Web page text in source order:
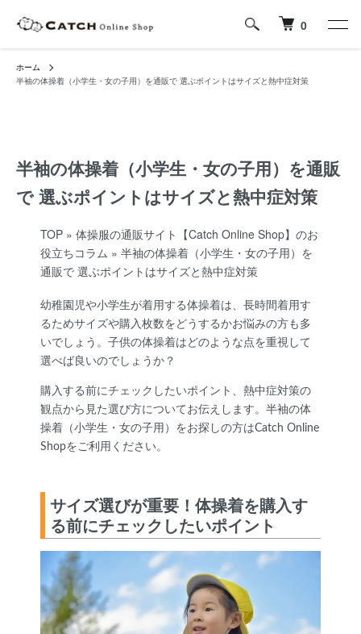
0
ホーム
半袖の体操着（小学生・女の子用）を通販で 選ぶポイントはサイズと熱中症対策
半袖の体操着（小学生・女の子用）を通販
で 選ぶポイントはサイズと熱中症対策
TOP » 体操服の通販サイト【Catch Online Shop】のお
役立ちコラム » 半袖の体操着（小学生・女の子用）を
通販で 選ぶポイントはサイズと熱中症対策
幼稚園児や小学生が着用する体操着は、長時間着用す
るためサイズや購入枚数をどうするかお悩みの方も多
いでしょう。子供の体操着はどのような点を重視して
選べば良いのでしょうか？
購入する前にチェックしたいポイント、熱中症対策の
観点から見た選び方についてお伝えします。半袖の体
操着（小学生・女の子用）をお探しの方はCatch Online
Shopをご利用ください。
サイズ選びが重要！体操着を購入す
る前にチェックしたいポイント